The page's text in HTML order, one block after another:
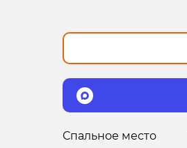
Спальное место